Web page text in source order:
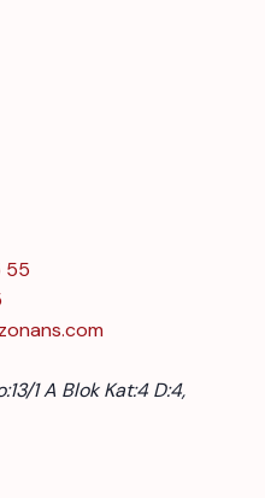
55
1 A Blok Kat:4 D:4,